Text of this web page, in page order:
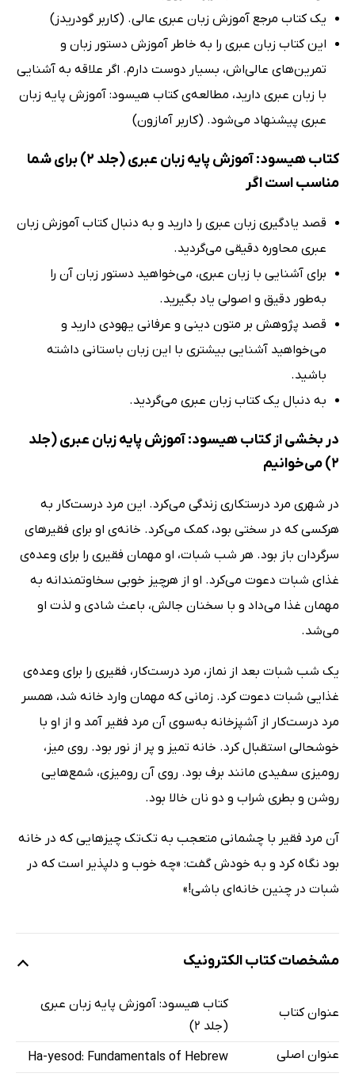
یک کتاب مرجع آموزش زبان عبری عالی. (کاربر گودریدز)
این کتاب زبان عبری را به خاطر آموزش دستور زبان و
تمرین‌های عالی‌اش، بسیار دوست دارم. اگر علاقه به آشنایی
با زبان عبری دارید، مطالعه‌ی کتاب هیسود: آموزش پایه زبان
عبری پیشنهاد می‌شود. (کاربر آمازون)
کتاب هیسود: آموزش پایه زبان عبری (جلد 2) برای شما
مناسب است اگر
قصد یادگیری زبان عبری را دارید و به دنبال کتاب آموزش زبان
عبری محاوره دقیقی می‌گردید.
برای آشنایی با زبان عبری، می‌خواهید دستور زبان آن را
به‌طور دقیق و اصولی یاد بگیرید.
قصد پژوهش بر متون دینی و عرفانی یهودی دارید و
می‌خواهید آشنایی بیشتری با این زبان باستانی داشته
باشید.
به دنبال یک کتاب زبان عبری می‌گردید.
در بخشی از کتاب هیسود: آموزش پایه زبان عبری (جلد
2) می‌خوانیم
در شهری مرد درستکاری زندگی می‌کرد. این مرد درست‌کار به
هرکسی که در سختی بود، کمک می‌کرد. خانه‌ی او برای فقیرهای
سرگردان باز بود. هر شب شبات، او مهمان فقیری را برای وعده‌ی
غذای شبات دعوت می‌کرد. او از هرچیز خوبی سخاوتمندانه به
مهمان غذا می‌داد و با سخنان جالش، باعث شادی و لذت او
می‌شد.
یک شب شبات بعد از نماز، مرد درست‌کار، فقیری را برای وعده‌ی
غذایی شبات دعوت کرد. زمانی که مهمان وارد خانه شد، همسر
مرد درست‌کار از آشپزخانه به‌سوی آن مرد فقیر آمد و از او با
خوشحالی استقبال کرد. خانه تمیز و پر از نور بود. روی میز،
رومیزی سفیدی مانند برف بود. روی آن رومیزی، شمع‌هایی
روشن و بطری شراب و دو نان خالا بود.
آن مرد فقیر با چشمانی متعجب به تک‌تک چیزهایی که در خانه
بود نگاه کرد و به خودش گفت: «چه خوب و دلپذیر است که در
شبات در چنین خانه‌ای باشی!»
مشخصات کتاب الکترونیک
عنوان کتاب
کتاب هیسود: آموزش پایه زبان عبری
(جلد 2)
عنوان اصلی
Ha-yesod: Fundamentals of Hebrew